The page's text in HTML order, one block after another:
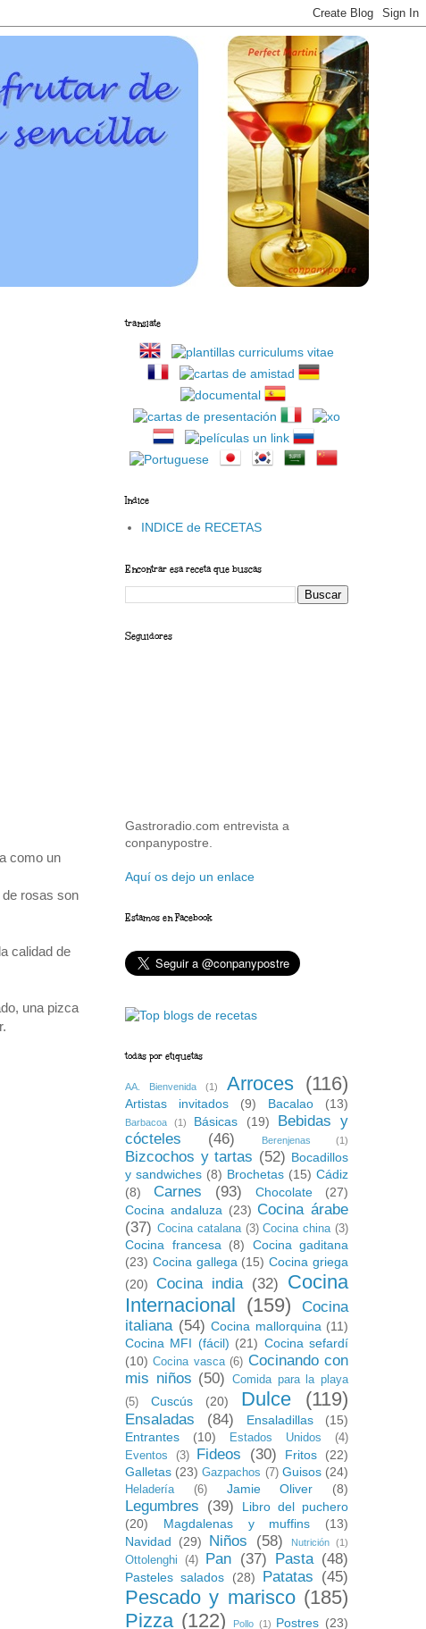
como un
rosas son
calidad de
una pizca
translate
Indice
INDICE de RECETAS
Encontrar esa receta que buscas
Seguidores
Gastroradio.com entrevista a
conpanypostre.
Aquí os dejo un enlace
Estamos en Facebook
todas por etiquetas
AA. Bienvenida (1) Arroces (116)
Artistas invitados (9) Bacalao (13)
Barbacoa (1) Básicas (19)
Bebidas y
cócteles
(46) Berenjenas (1)
Bizcochos y tartas (52) Bocadillos
y sandwiches (8) Brochetas (15) Cádiz
(8)
Carnes (93) Chocolate
(27)
Cocina andaluza (23) Cocina árabe
(37) Cocina catalana (3) Cocina china (3)
Cocina francesa (8)
Cocina gaditana
(23) Cocina gallega (15) Cocina griega
(20)
Cocina india (32)
Cocina
Internacional (159)
Cocina
italiana (54) Cocina mallorquina (11)
Cocina MFI (fácil) (21) Cocina sefardí
(10) Cocina vasca (6) Cocinando con
mis niños (50)
Comida para la playa
(5)
Cuscús (20) Dulce (119)
Ensaladas (84) Ensaladillas
(15)
Entrantes
(10) Estados Unidos
(4)
Eventos
(3) Fideos (30) Fritos
(22)
Galletas (23) Gazpachos (7) Guisos (24)
Heladería (6) Jamie Oliver (8)
Legumbres (39)
Libro del puchero
(20)
Magdalenas y muffins
(13)
Navidad
(29) Niños (58) Nutrición (1)
Ottolenghi (4) Pan (37) Pasta (48)
Pasteles salados (28) Patatas (45)
Pescado y marisco (185)
Pizza (122) Pollo (1) Postres (23)